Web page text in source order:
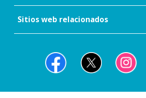
Sitios web relacionados